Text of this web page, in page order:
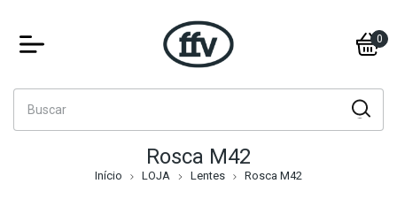
0
Rosca M42
Início LOJA Lentes Rosca M42